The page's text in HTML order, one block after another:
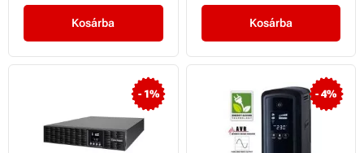
Kosárba Kosárba
- 1% - 4%